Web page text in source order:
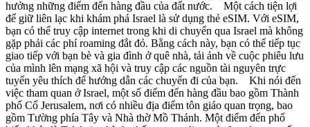
hưởng những điểm đến hàng đầu của đất nước. Một cách tiện lợi
để giữ liên lạc khi khám phá Israel là sử dụng thẻ eSIM. Với eSIM,
bạn có thể truy cập internet trong khi di chuyển qua Israel mà không
gặp phải các phí roaming đắt đỏ. Bằng cách này, bạn có thể tiếp tục
giao tiếp với bạn bè và gia đình ở quê nhà, tải ảnh về cuộc phiêu lưu
của mình lên mạng xã hội và truy cập các nguồn tài nguyên trực
tuyến yêu thích để hướng dẫn các chuyến đi của bạn. Khi nói đến
việc tham quan ở Israel, một số điểm đến hàng đầu bao gồm Thành
phố Cổ Jerusalem, nơi có nhiều địa điểm tôn giáo quan trọng, bao
gồm Tường phía Tây và Nhà thờ Mồ Thánh. Một điểm đến phổ